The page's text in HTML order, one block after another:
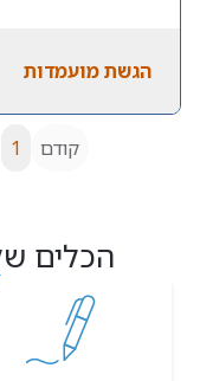
הגשת מועמדות
קודם 1
הכלים